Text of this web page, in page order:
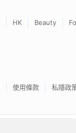
HK Beauty
使用條款 私隱政